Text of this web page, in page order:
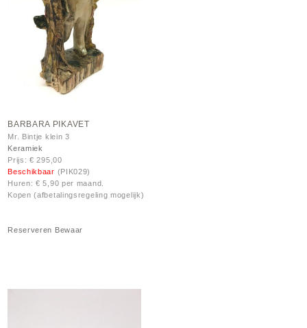
BARBARA PIKAVET
Mr. Bintje klein 3
Keramiek
Prijs: € 295,00
Beschikbaar (PIK029)
Huren: € 5,90 per maand.
Kopen (afbetalingsregeling mogelijk)
Reserveren Bewaar